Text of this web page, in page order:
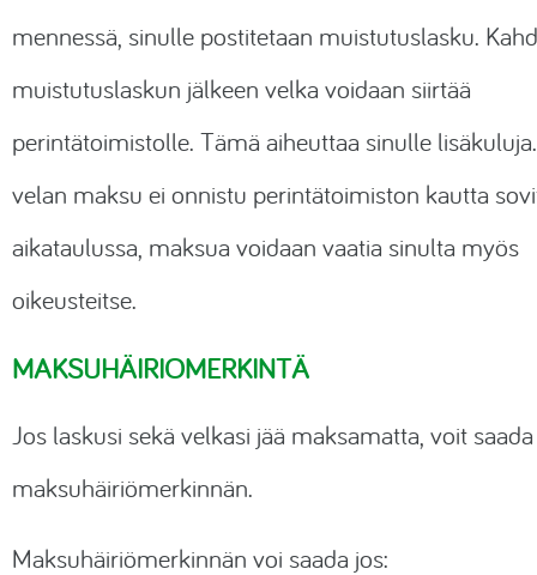
mennessä, sinulle postitetaan muistutuslasku.
muistutuslaskun jälkeen velka voidaan siirtää
perintätoimistolle. Tämä aiheuttaa sinulle
velan maksu ei onnistu perintätoimiston kautta
aikataulussa, maksua voidaan vaatia sinulta myös
oikeusteitse.
MAKSUHÄIRIÖMERKINTÄ
Jos laskusi sekä velkasi jää maksamatta, voit saada
maksuhäiriömerkinnän.
Maksuhäiriömerkinnän voi saada jos: